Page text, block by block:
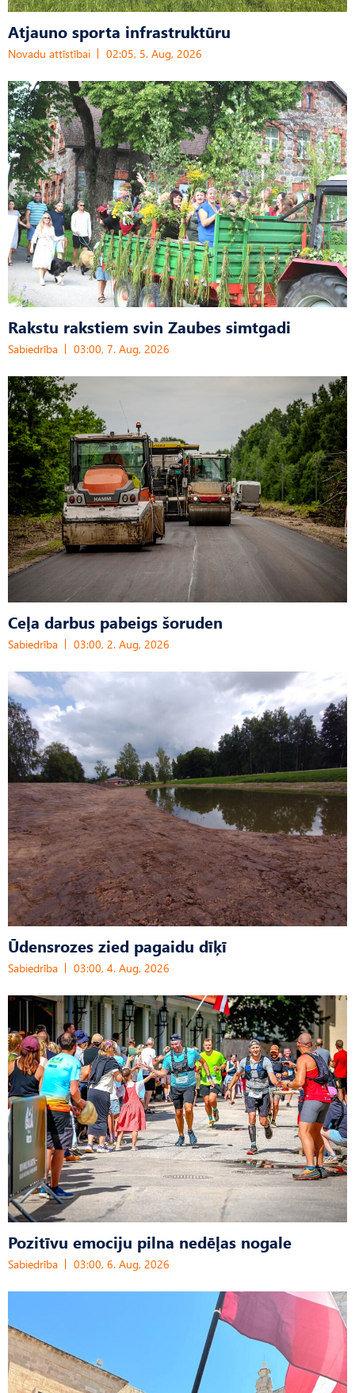
Atjauno sporta infrastruktūru
Novadu attīstībai 02:05, 5. Aug, 2026
Rakstu rakstiem svin Zaubes simtgadi
Sabiedrība 03:00, 7. Aug, 2026
Ceļa darbus pabeigs šoruden
Sabiedrība 03:00, 2. Aug, 2026
Ūdensrozes zied pagaidu dīķī
Sabiedrība 03:00, 4. Aug, 2026
Pozitīvu emociju pilna nedēļas nogale
Sabiedrība 03:00, 6. Aug, 2026